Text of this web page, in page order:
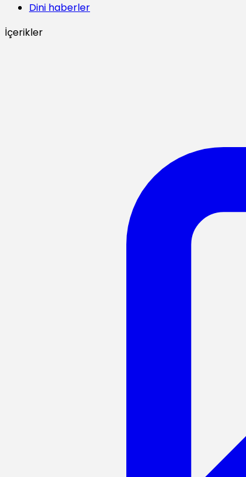
Dini haberler
İçerikler